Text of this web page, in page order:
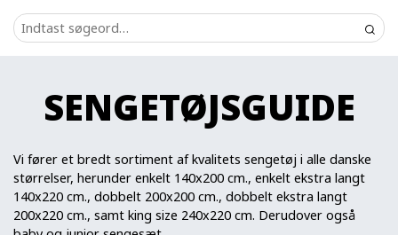
SENGETØJSGUIDE
Vi fører et bredt sortiment af kvalitets sengetøj i alle danske
størrelser, herunder enkelt 140x200 cm., enkelt ekstra langt
140x220 cm., dobbelt 200x200 cm., dobbelt ekstra langt
200x220 cm., samt king size 240x220 cm. Derudover også